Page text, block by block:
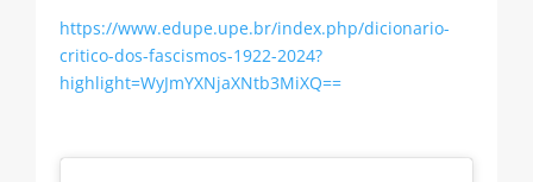
https://www.edupe.upe.br/index.php/dicionario-
critico-dos-fascismos-1922-2024?
highlight=WyJmYXNjaXNtb3MiXQ==